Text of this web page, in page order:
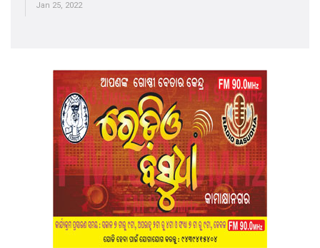
Jan 25, 2022